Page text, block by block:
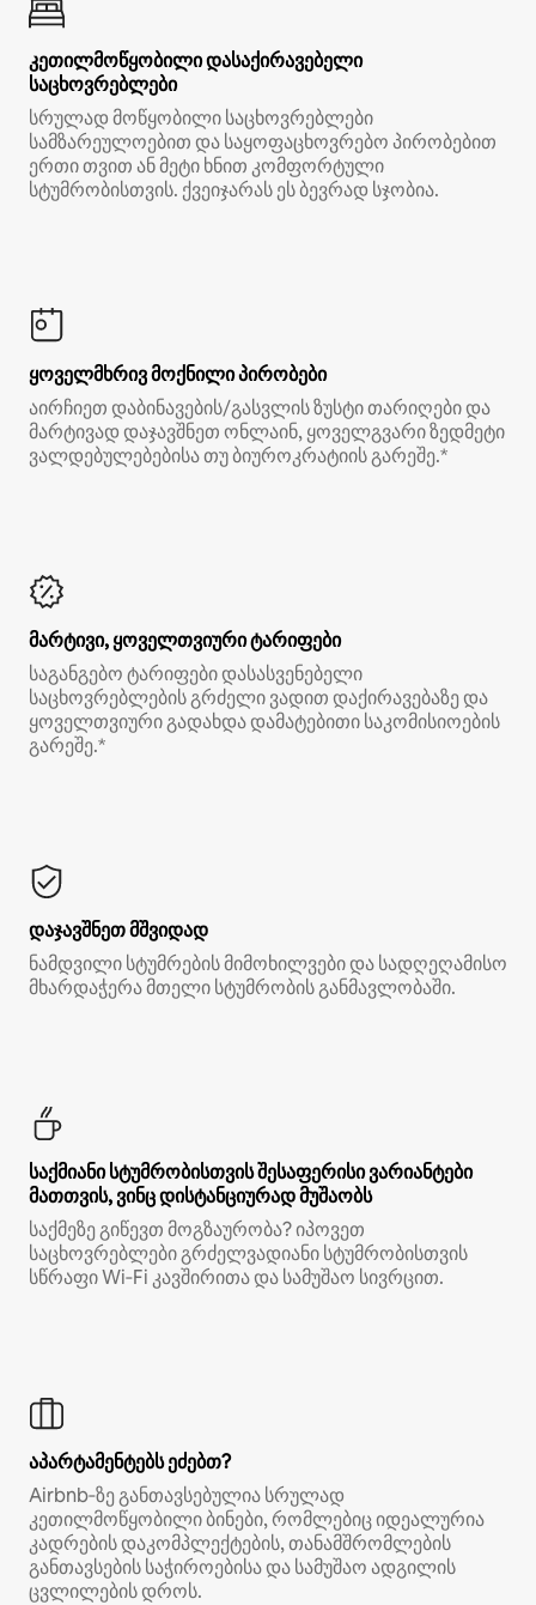
კეთილმოწყობილი დასაქირავებელი
საცხოვრებლები
სრულად მოწყობილი საცხოვრებლები
სამზარეულოებით და საყოფაცხოვრებო პირობებით
ერთი თვით ან მეტი ხნით კომფორტული
სტუმრობისთვის. ქვეიჯარას ეს ბევრად სჯობია.
ყოველმხრივ მოქნილი პირობები
აირჩიეთ დაბინავების/გასვლის ზუსტი თარიღები და
მარტივად დაჯავშნეთ ონლაინ, ყოველგვარი ზედმეტი
ვალდებულებებისა თუ ბიუროკრატიის გარეშე.*
მარტივი, ყოველთვიური ტარიფები
საგანგებო ტარიფები დასასვენებელი
საცხოვრებლების გრძელი ვადით დაქირავებაზე და
ყოველთვიური გადახდა დამატებითი საკომისიოების
გარეშე.*
დაჯავშნეთ მშვიდად
ნამდვილი სტუმრების მიმოხილვები და სადღეღამისო
მხარდაჭერა მთელი სტუმრობის განმავლობაში.
საქმიანი სტუმრობისთვის შესაფერისი ვარიანტები
მათთვის, ვინც დისტანციურად მუშაობს
საქმეზე გიწევთ მოგზაურობა? იპოვეთ
საცხოვრებლები გრძელვადიანი სტუმრობისთვის
სწრაფი Wi‑Fi კავშირითა და სამუშაო სივრცით.
აპარტამენტებს ეძებთ?
Airbnb‑ზე განთავსებულია სრულად
კეთილმოწყობილი ბინები, რომლებიც იდეალურია
კადრების დაკომპლექტების, თანამშრომლების
განთავსების საჭიროებისა და სამუშაო ადგილის
ცვლილების დროს.